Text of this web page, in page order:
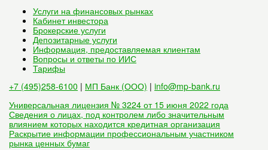
Услуги на финансовых рынках
Кабинет инвестора
Брокерские услуги
Депозитарные услуги
Информация, предоставляемая клиентам
Вопросы и ответы по ИИС
Тарифы
+7 (495)258-6100 | МП Банк (ООО) | info@mp-bank.ru
Универсальная лицензия № 3224 от 15 июня 2022 года
Сведения о лицах, под контролем либо значительным
влиянием которых находится кредитная организация
Раскрытие информации профессиональным участником
рынка ценных бумаг